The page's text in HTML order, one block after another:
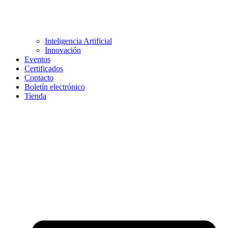
Inteligencia Artificial
Innovación
Eventos
Certificados
Contacto
Boletín electrónico
Tienda